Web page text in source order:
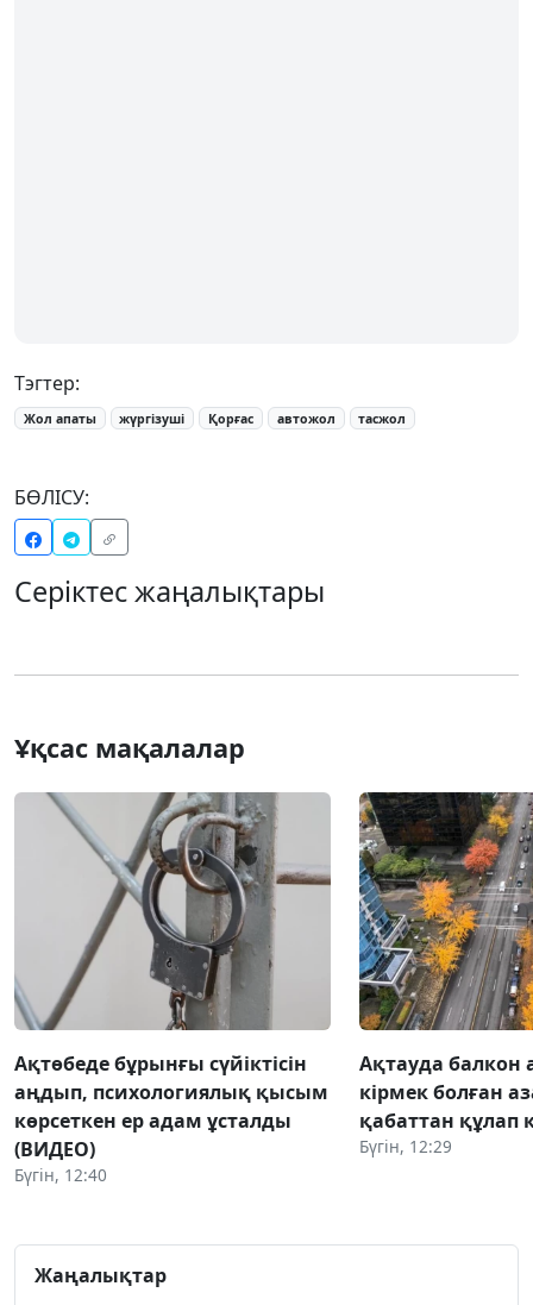
Тэгтер:
Жол апаты жүргізуші Қорғас автожол тасжол
БӨЛІСУ:
Серіктес жаңалықтары
Ұқсас мақалалар
Ақтөбеде бұрынғы сүйіктісін
аңдып, психологиялық қысым
көрсеткен ер адам ұсталды
(ВИДЕО)
Бүгін, 12:40
Ақтауда балкон
кірмек болған
қабаттан құлап
Бүгін, 12:29
Жаңалықтар